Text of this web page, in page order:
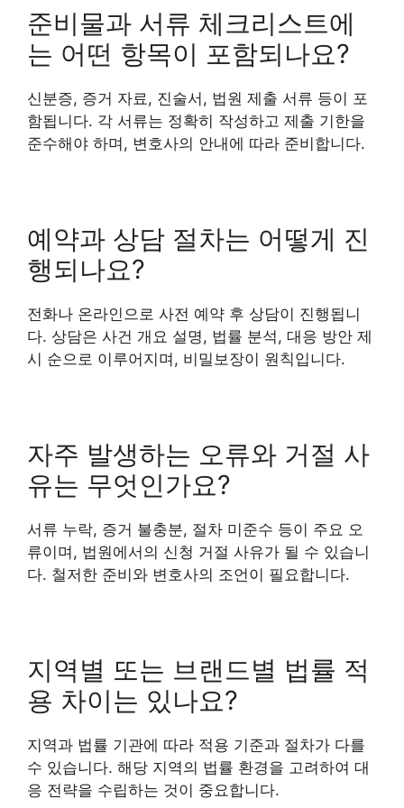
준비물과 서류 체크리스트에
는 어떤 항목이 포함되나요?
신분증, 증거 자료, 진술서, 법원 제출 서류 등이 포
함됩니다. 각 서류는 정확히 작성하고 제출 기한을
준수해야 하며, 변호사의 안내에 따라 준비합니다.
예약과 상담 절차는 어떻게 진
행되나요?
전화나 온라인으로 사전 예약 후 상담이 진행됩니
다. 상담은 사건 개요 설명, 법률 분석, 대응 방안 제
시 순으로 이루어지며, 비밀보장이 원칙입니다.
자주 발생하는 오류와 거절 사
유는 무엇인가요?
서류 누락, 증거 불충분, 절차 미준수 등이 주요 오
류이며, 법원에서의 신청 거절 사유가 될 수 있습니
다. 철저한 준비와 변호사의 조언이 필요합니다.
지역별 또는 브랜드별 법률 적
용 차이는 있나요?
지역과 법률 기관에 따라 적용 기준과 절차가 다를
수 있습니다. 해당 지역의 법률 환경을 고려하여 대
응 전략을 수립하는 것이 중요합니다.